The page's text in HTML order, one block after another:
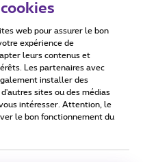
statement
web pour assurer le bon
expérience de
leurs contenus et
Les partenaires avec
installer des
sites ou des médias
intéresser. Attention, le
le bon fonctionnement du